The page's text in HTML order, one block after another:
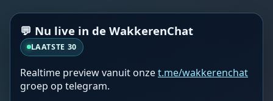
💬 Nu live in de WakkerenChat
LAATSTE 30
Realtime preview vanuit onzet.me/wakkerenchat
groep op telegram.
aantoont, terwijl gezonde cellen volledig
grootschalige klinische studie bij mensen
nog altijd niet op de agenda. Hoe kan dat?
Een terminale leukemiepatiënte verliet het
ziekenhuis met weinig hoop. Twee weken
later keerde ze terug met bloedwaarden ...